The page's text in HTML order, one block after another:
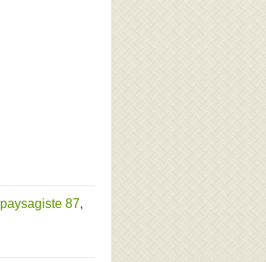
paysagiste 87,